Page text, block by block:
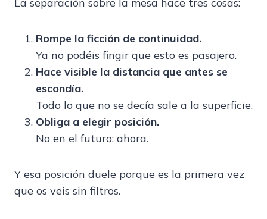
La separación sobre la mesa hace tres cosas:
Rompe la ficción de continuidad.
Ya no podéis fingir que esto es pasajero.
Hace visible la distancia que antes se
escondía.
Todo lo que no se decía sale a la superficie.
Obliga a elegir posición.
No en el futuro: ahora.
Y esa posición duele porque es la primera vez
que os veis sin filtros.